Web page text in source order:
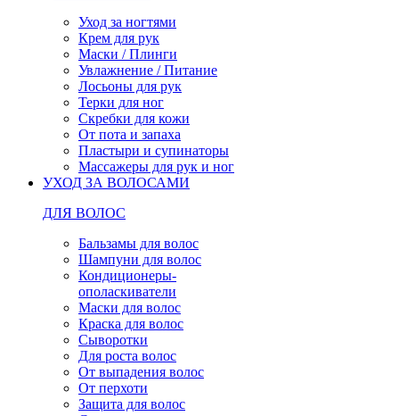
Уход за ногтями
Крем для рук
Маски / Плинги
Увлажнение / Питание
Лосьоны для рук
Терки для ног
Скребки для кожи
От пота и запаха
Пластыри и супинаторы
Массажеры для рук и ног
УХОД ЗА ВОЛОСАМИ
ДЛЯ ВОЛОС
Бальзамы для волос
Шампуни для волос
Кондиционеры-
ополаскиватели
Маски для волос
Краска для волос
Сыворотки
Для роста волос
От выпадения волос
От перхоти
Защита для волос